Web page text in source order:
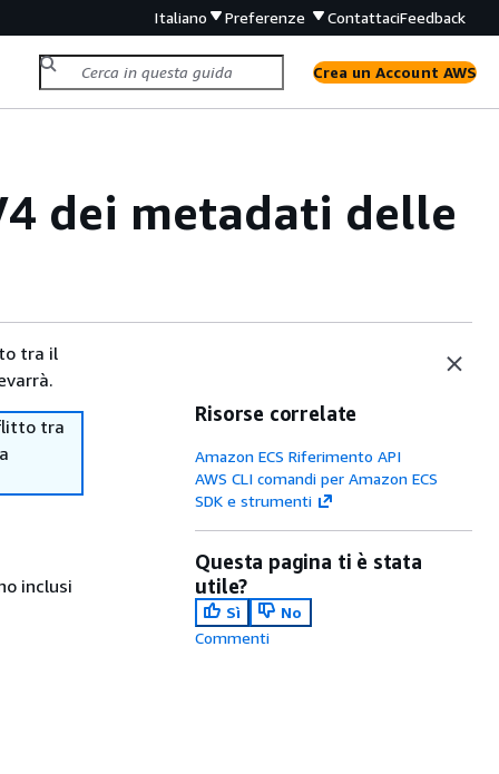
Italiano Preferenze ContattaciFeedback
Crea un Account AWS
dei metadati delle
tra il
tra
inclusi
Risorse correlate
Amazon ECS Riferimento API
AWS CLI comandi per Amazon ECS
SDK e strumenti
Questa pagina ti è stata
utile?
Sì
No
Commenti